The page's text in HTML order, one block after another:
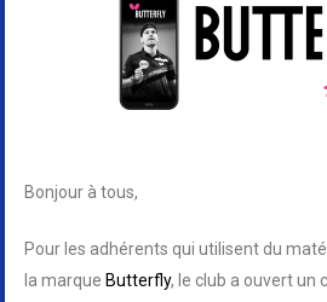
Bonjour à tous,
Pour les adhérents qui utilisent du
la marque Butterfly, le club a ouvert un